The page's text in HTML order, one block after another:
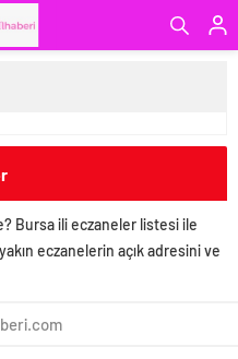
Bursa ili eczaneler listesi ile
eczanelerin açık adresini ve